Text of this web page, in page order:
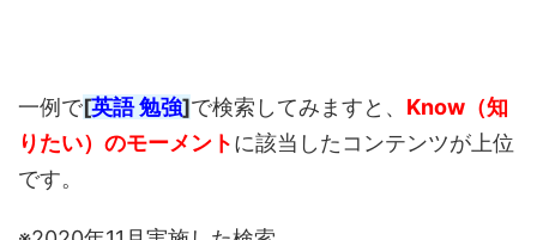
一例で[英語 勉強]で検索してみますと、 Know（知
りたい）のモーメントに該当したコンテンツが上位
です。